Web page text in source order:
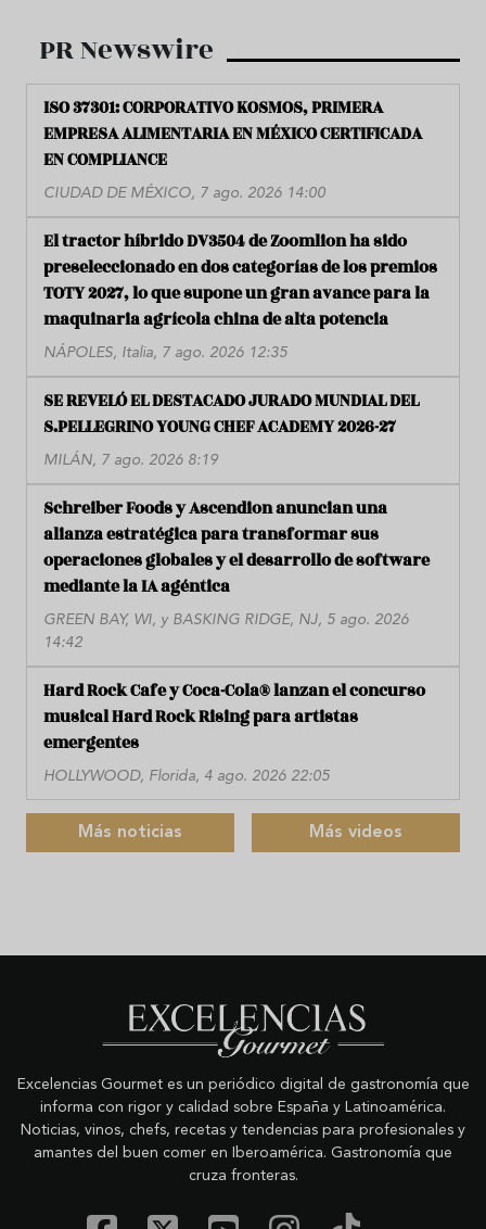
PR Newswire
ISO 37301: CORPORATIVO KOSMOS, PRIMERA
EMPRESA ALIMENTARIA EN MÉXICO CERTIFICADA
EN COMPLIANCE
CIUDAD DE MÉXICO, 7 ago. 2026 14:00
El tractor híbrido DV3504 de Zoomlion ha sido
preseleccionado en dos categorías de los premios
TOTY 2027, lo que supone un gran avance para la
maquinaria agrícola china de alta potencia
NÁPOLES, Italia, 7 ago. 2026 12:35
SE REVELÓ EL DESTACADO JURADO MUNDIAL DEL
S.PELLEGRINO YOUNG CHEF ACADEMY 2026-27
MILÁN, 7 ago. 2026 8:19
Schreiber Foods y Ascendion anuncian una
alianza estratégica para transformar sus
operaciones globales y el desarrollo de software
mediante la IA agéntica
GREEN BAY, WI, y BASKING RIDGE, NJ, 5 ago. 2026
14:42
Hard Rock Cafe y Coca-Cola® lanzan el concurso
musical Hard Rock Rising para artistas
emergentes
HOLLYWOOD, Florida, 4 ago. 2026 22:05
Más noticias Más videos
Excelencias Gourmet es un periódico digital de gastronomía que
informa con rigor y calidad sobre España y Latinoamérica.
Noticias, vinos, chefs, recetas y tendencias para profesionales y
amantes del buen comer en Iberoamérica. Gastronomía que
cruza fronteras.